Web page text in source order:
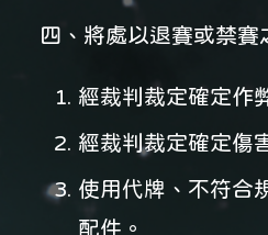
四、將處以退賽或禁賽
經裁判裁定確定作
經裁判裁定確定傷
使用代牌、不符合
配件。